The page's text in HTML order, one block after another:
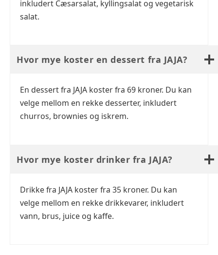
inkludert Cæsarsalat, kyllingsalat og vegetarisk
salat.
Hvor mye koster en dessert fra JAJA?
En dessert fra JAJA koster fra 69 kroner. Du kan
velge mellom en rekke desserter, inkludert
churros, brownies og iskrem.
Hvor mye koster drinker fra JAJA?
Drikke fra JAJA koster fra 35 kroner. Du kan
velge mellom en rekke drikkevarer, inkludert
vann, brus, juice og kaffe.